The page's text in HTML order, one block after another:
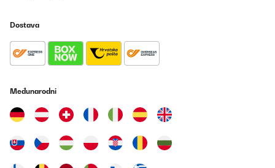
Absolute Empfehlung.
Amazon-Benutzer
Works great and looks premium, very well made.
Dostava
Međunarodni